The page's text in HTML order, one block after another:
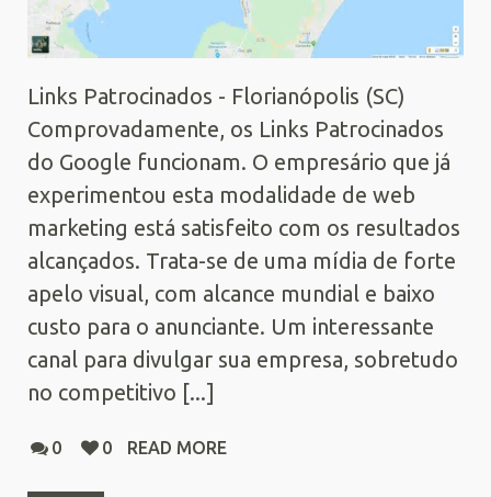
Links Patrocinados - Florianópolis (SC)
Comprovadamente, os Links Patrocinados
do Google funcionam. O empresário que já
experimentou esta modalidade de web
marketing está satisfeito com os resultados
alcançados. Trata-se de uma mídia de forte
apelo visual, com alcance mundial e baixo
custo para o anunciante. Um interessante
canal para divulgar sua empresa, sobretudo
no competitivo [...]
0 0 READ MORE